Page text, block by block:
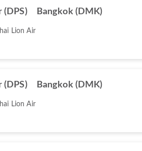
(DPS) Bangkok (DMK)
Lion Air
(DPS) Bangkok (DMK)
Lion Air